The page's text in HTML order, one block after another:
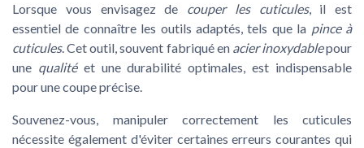
Lorsque vous envisagez de couper les cuticules, il est
essentiel de connaître les outils adaptés, tels que la pince à
cuticules. Cet outil, souvent fabriqué en acier inoxydablepour
une qualitéet une durabilité optimales, est indispensable
pour une coupe précise.
Souvenez-vous, manipuler correctement les cuticules
nécessite également d'éviter certaines erreurs courantes qui